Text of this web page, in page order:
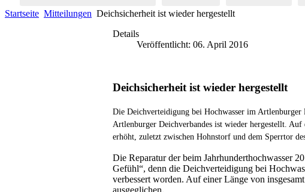
Startseite Mitteilungen Deichsicherheit ist wieder hergestellt
Details
Veröffentlicht: 06. April 2016
Deichsicherheit ist wieder hergestellt
Die Deichverteidigung bei Hochwasser im Artlenburger
Artlenburger Deichverbandes ist wieder hergestellt.
erhöht, zuletzt zwischen Hohnstorf und dem Sperrtor
Die Reparatur der beim Jahrhunderthochwasser
Gefühl“, denn die Deichverteidigung bei
verbessert worden. Auf einer Länge von
ausgeglichen.